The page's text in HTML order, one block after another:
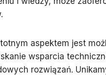
aspektem jest
wsparcia
rozwiązań.